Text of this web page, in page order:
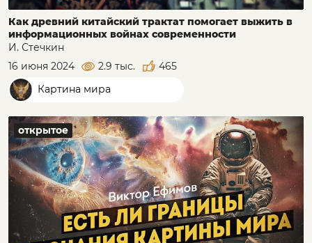
Как древний китайский трактат помогает выжить в
информационных войнах современности
И. Стечкин
16 июня 2024
2.9 тыс.
465
Картина мира
открытое